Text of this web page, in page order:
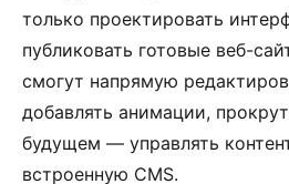
только проектировать
публиковать готовые веб-
смогут напрямую
добавлять анимации,
будущем — управлять
встроенную CMS.